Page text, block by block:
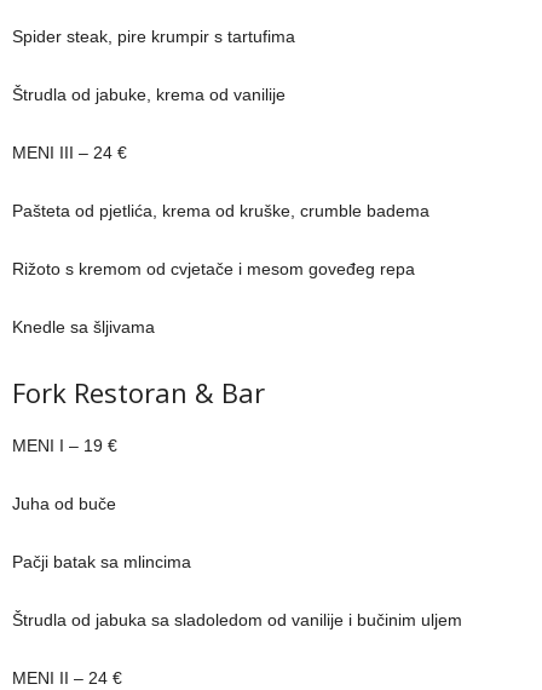
Spider steak, pire krumpir s tartufima
Štrudla od jabuke, krema od vanilije
MENI III – 24 €
Pašteta od pjetlića, krema od kruške, crumble badema
Rižoto s kremom od cvjetače i mesom goveđeg repa
Knedle sa šljivama
Fork Restoran & Bar
MENI I – 19 €
Juha od buče
Pačji batak sa mlincima
Štrudla od jabuka sa sladoledom od vanilije i bučinim uljem
MENI II – 24 €